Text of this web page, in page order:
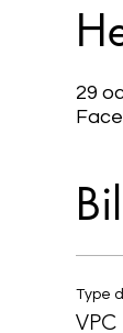
29
Type
VPC